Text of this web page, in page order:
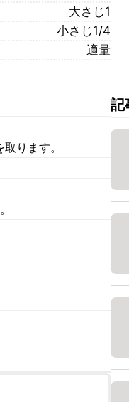
大さじ1
小さじ1/4
適量
ります。
記